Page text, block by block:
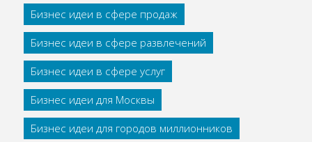
Бизнес идеи в сфере продаж
Бизнес идеи в сфере развлечений
Бизнес идеи в сфере услуг
Бизнес идеи для Москвы
Бизнес идеи для городов миллионников